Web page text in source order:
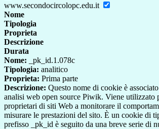
www.secondocircolopc.edu.it
Nome
Tipologia
Proprieta
Descrizione
Durata
Nome: _pk_id.1.078c
Tipologia: analitico
Proprieta: Prima parte
Descrizione: Questo nome di cookie è
analisi web open source Piwik. Viene utilizzato
proprietari di siti Web a monitorare il
misurare le prestazioni del sito. È un cookie di
prefisso _pk_id è seguito da una breve serie di